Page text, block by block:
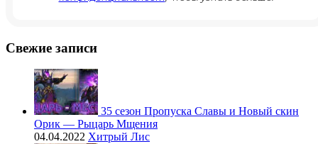
Свежие записи
35 сезон Пропуска Славы и Новый скин
Орик — Рыцарь Мщения
04.04.2022 Хитрый Лис